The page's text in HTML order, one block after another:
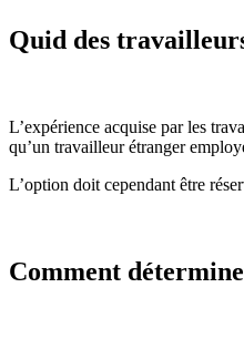
Quid des
L’expérience acquise par les
qu’un travailleur étranger
L’option doit cependant être
Comment